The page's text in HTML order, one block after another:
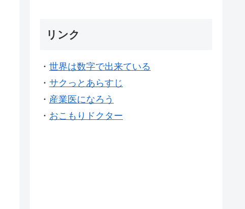
リンク
・ 世界は数字で出来ている
・ サクっとあらすじ
・ 産業医になろう
・ おこもりドクター